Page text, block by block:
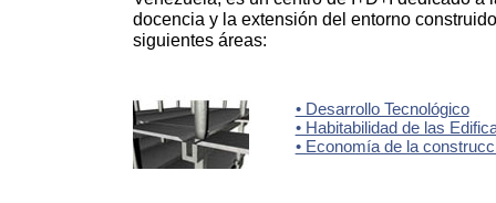
docencia y la extensión del entorno
siguientes áreas:
• Desarrollo Tecnológico
• Habitabilidad de las
• Economía de la